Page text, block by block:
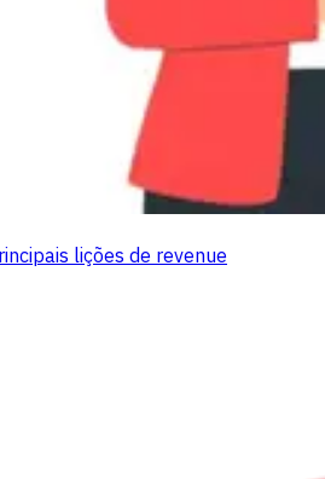
lições de revenue